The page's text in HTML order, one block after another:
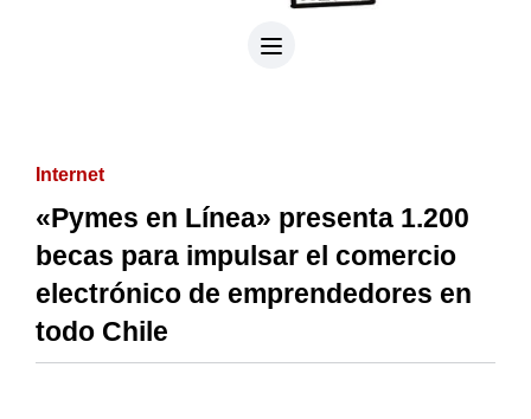
Internet
«Pymes en Línea» presenta 1.200
becas para impulsar el comercio
electrónico de emprendedores en
todo Chile